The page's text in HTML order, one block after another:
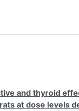
and thyroid
at dose levels